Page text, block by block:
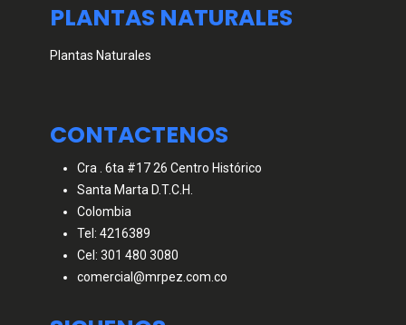
PLANTAS NATURALES
Plantas Naturales
CONTACTENOS
Cra . 6ta #17 26 Centro Histórico
Santa Marta D.T.C.H.
Colombia
Tel: 4216389
Cel: 301 480 3080
comercial@mrpez.com.co